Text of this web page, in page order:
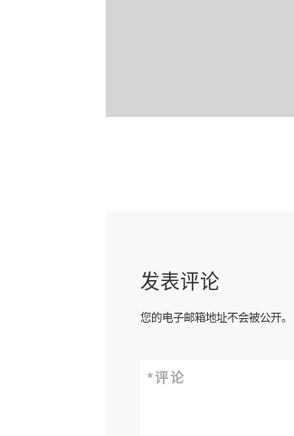
发表评论
您的电子邮箱地址不会被公开。
评论
*